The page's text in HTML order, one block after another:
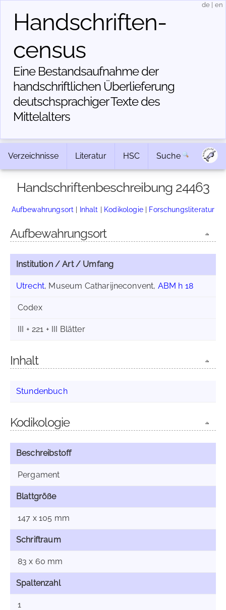
Handschriften­
census
Eine Bestandsaufnahme der
handschriftlichen Über­lieferung
deutschsprachiger Texte des
Mittelalters
de en
Verzeichnisse Literatur HSC Suche
Handschriftenbeschreibung 24463
Aufbewahrungsort | Inhalt | Kodikologie| Forschungsliteratur
Aufbewahrungsort
Institution / Art / Umfang
Utrecht, Museum Catharijneconvent, ABM h 18
Codex
III + 221 + III Blätter
Inhalt
Stundenbuch
Kodikologie
Beschreibstoff
Pergament
Blattgröße
147 x 105 mm
Schriftraum
83 x 60 mm
Spaltenzahl
1